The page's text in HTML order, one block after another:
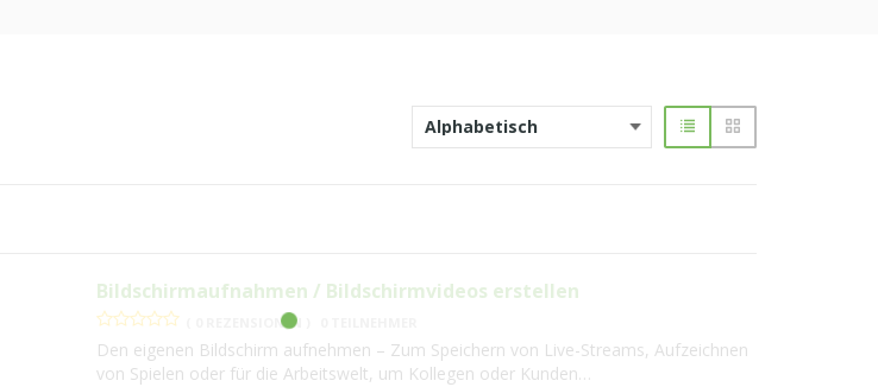
Bildschirmaufnahmen / Bildschirmvideos erstellen
( 0 REZENSIONEN )
Den eigenen Bildschirm aufnehmen – Zum Speichern von Live-Streams, Aufzeichnen
von Spielen oder für die Arbeitswelt, um Kollegen oder Kunden…